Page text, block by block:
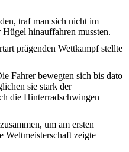
traf man sich nicht im
hinauffahren mussten.
prägenden Wettkampf stellte
Fahrer bewegten sich bis dato
sie stark der
die Hinterradschwingen
um am ersten
Weltmeisterschaft zeigte